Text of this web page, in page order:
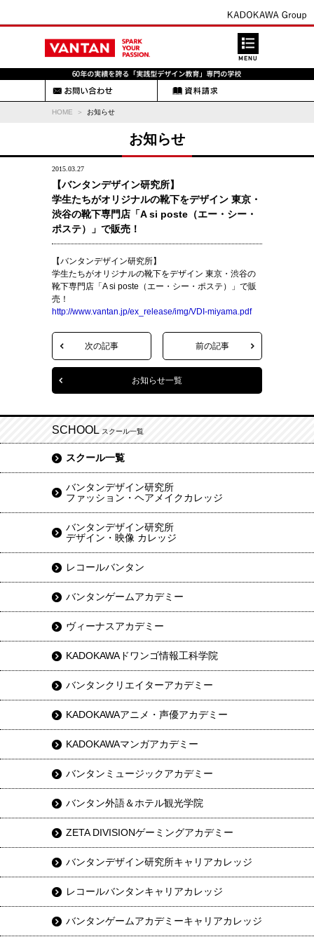
HOME お知らせ
お知らせ
2015.03.27
【バンタンデザイン研究所】
学生たちがオリジナルの靴下をデザイン 東京・
渋谷の靴下専門店「A si poste（エー・シー・
ポステ）」で販売！
【バンタンデザイン研究所】
学生たちがオリジナルの靴下をデザイン 東京・渋谷の
靴下専門店「A si poste（エー・シー・ポステ）」で販
売！
http://www.vantan.jp/ex_release/img/VDI-miyama.pdf
次の記事 前の記事
お知らせ一覧
SCHOOL スクール一覧
スクール一覧
バンタンデザイン研究所
ファッション・ヘアメイクカレッジ
バンタンデザイン研究所
デザイン・映像 カレッジ
レコールバンタン
バンタンゲームアカデミー
ヴィーナスアカデミー
KADOKAWAドワンゴ情報工科学院
バンタンクリエイターアカデミー
KADOKAWAアニメ・声優アカデミー
KADOKAWAマンガアカデミー
バンタンミュージックアカデミー
バンタン外語＆ホテル観光学院
ZETA DIVISIONゲーミングアカデミー
バンタンデザイン研究所キャリアカレッジ
レコールバンタンキャリアカレッジ
バンタンゲームアカデミーキャリアカレッジ